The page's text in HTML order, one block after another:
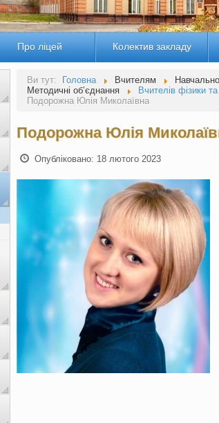
Про ліцей Колектив закладу
Ви тут: Головна Вчителям
Методичні об’єднання
Вчителів фізики
Подорожна Юлія Миколаївна
Подорожна Юлія
Опубліковано: 18 лютого 2023